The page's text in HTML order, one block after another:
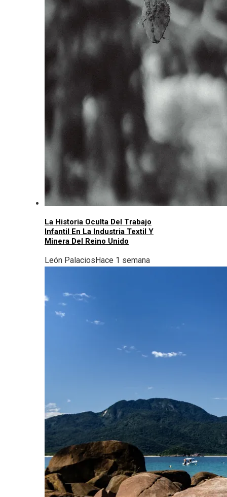
La Historia Oculta Del Trabajo
Infantil En La Industria Textil Y
Minera Del Reino Unido
León PalaciosHace 1 semana